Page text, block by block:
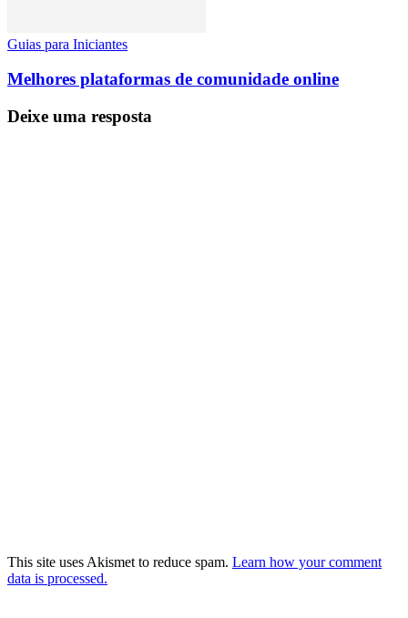
Guias para Iniciantes
Melhores plataformas de comunidade online
Deixe uma resposta
This site uses Akismet to reduce spam. Learn how your comment
data is processed.